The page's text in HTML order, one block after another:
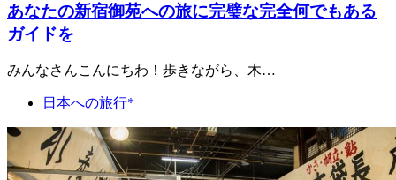
あなたの新宿御苑への旅に完璧な完全何でもある
ガイドを
みんなさんこんにちわ！歩きながら、木…
日本への旅行*